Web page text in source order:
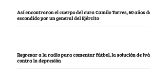
Así encontraron el cuerpo del cura Camilo Torres, 60 años
escondido por un general del Ejército
Regresar a la radio para comentar fútbol, la solución de
contra la depresión